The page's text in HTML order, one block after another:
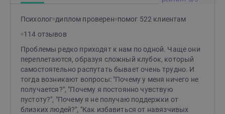
собственной жизни. "Если бы не твоя боль, что бы ты
Психолог диплом проверен помог 522 клиентам
114 отзывов
Проблемы редко приходят к нам по одной. Чаще они
переплетаются, образуя сложный клубок, который
самостоятельно распутать бывает очень трудно. И
тогда возникают вопросы: "Почему у меня ничего не
получается?", "Почему я постоянно чувствую
пустоту?", "Почему я не получаю поддержки от
близких людей?", "Как избавиться от навязчивых